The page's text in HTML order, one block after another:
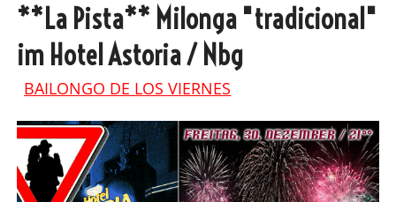
**La Pista** Milonga "tradicional"
im Hotel Astoria / Nbg
BAILONGO DE LOS VIERNES